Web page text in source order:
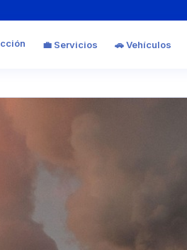
💼 Servicios 🚗 Vehículos